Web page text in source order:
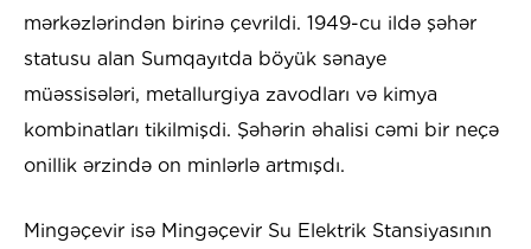
mərkəzlərindən birinə çevrildi. 1949-cu ildə şəhər
statusu alan Sumqayıtda böyük sənaye
müəssisələri, metallurgiya zavodları və kimya
kombinatları tikilmişdi. Şəhərin əhalisi cəmi bir neçə
onillik ərzində on minlərlə artmışdı.
Mingəçevir isə Mingəçevir Su Elektrik Stansiyasının